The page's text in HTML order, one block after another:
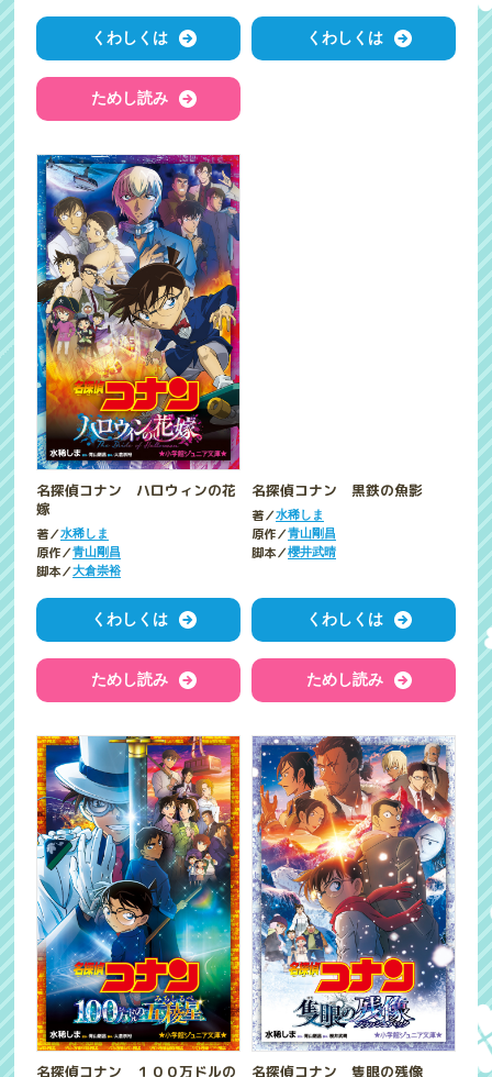
くわしくは
ためし読み
くわしくは
名探偵コナン ハロウィンの花
嫁
著／水稀しま
原作／青山剛昌
脚本／大倉崇裕
くわしくは
ためし読み
名探偵コナン 黒鉄の魚影
著／水稀しま
原作／青山剛昌
脚本／櫻井武晴
くわしくは
ためし読み
名探偵コナン １００万ドルの
名探偵コナン 隻眼の残像